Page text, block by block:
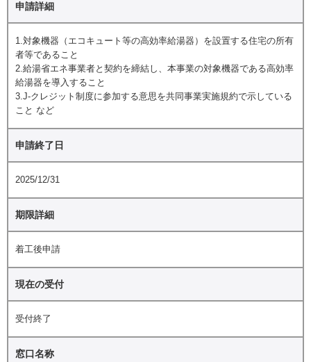
申請詳細
1.対象機器（エコキュート等の高効率給湯器）を設置する住宅の所有
者等であること
2.給湯省エネ事業者と契約を締結し、本事業の対象機器である高効率
給湯器を導入すること
3.J-クレジット制度に参加する意思を共同事業実施規約で示している
こと など
申請終了日
2025/12/31
期限詳細
着工後申請
現在の受付
受付終了
窓口名称